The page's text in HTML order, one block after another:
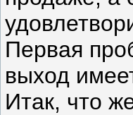
Первая
выход
Итак, что